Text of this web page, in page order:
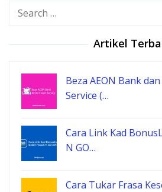
Search
Artikel
Beza AEON Bank
Service (…
Cara Link Kad
N GO…
Cara Tukar Frasa